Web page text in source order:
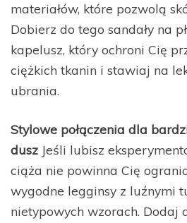
materiałów, które pozwolą
Dobierz do tego sandały na
kapelusz, który ochroni Cię
ciężkich tkanin i stawiaj na
ubrania.
Stylowe połączenia dla
dusz Jeśli lubisz
ciąża nie powinna Cię
wygodne legginsy z luźnymi
nietypowych wzorach. Dodaj